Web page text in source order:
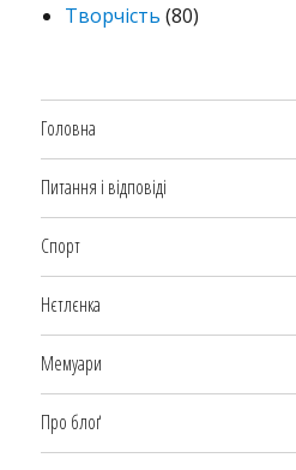
Творчість (80)
Головна
Питання і відповіді
Спорт
Нєтлєнка
Мемуари
Про блоґ